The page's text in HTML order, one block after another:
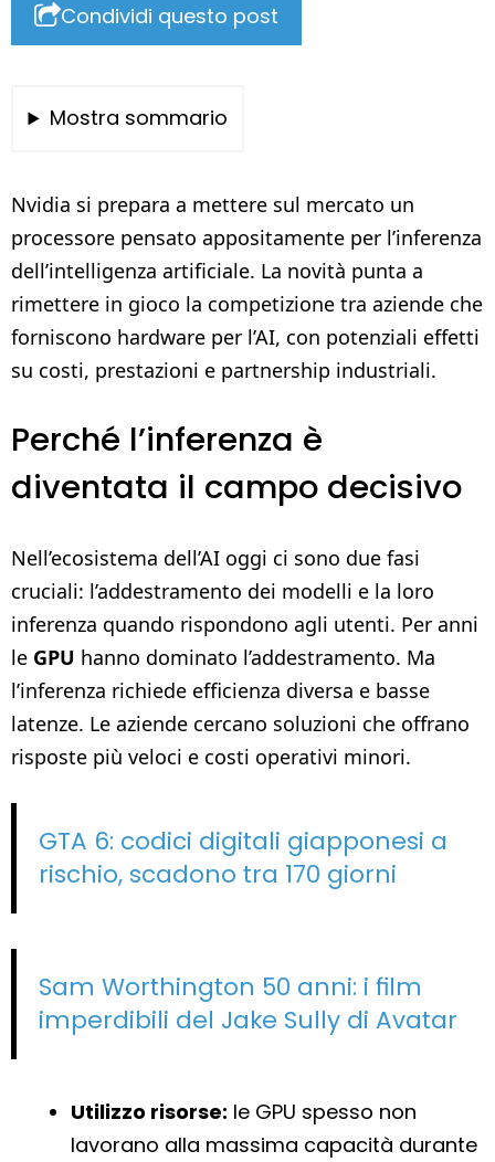
Condividi questo post
Mostra sommario
Nvidia si prepara a mettere sul mercato un
processore pensato appositamente per l’inferenza
dell’intelligenza artificiale. La novità punta a
rimettere in gioco la competizione tra aziende che
forniscono hardware per l’AI, con potenziali effetti
su costi, prestazioni e partnership industriali.
Perché l’inferenza è
diventata il campo decisivo
Nell’ecosistema dell’AI oggi ci sono due fasi
cruciali: l’addestramento dei modelli e la loro
inferenza quando rispondono agli utenti. Per anni
le GPU hanno dominato l’addestramento. Ma
l’inferenza richiede efficienza diversa e basse
latenze. Le aziende cercano soluzioni che offrano
risposte più veloci e costi operativi minori.
GTA 6: codici digitali giapponesi a
rischio, scadono tra 170 giorni
Sam Worthington 50 anni: i film
imperdibili del Jake Sully di Avatar
Utilizzo risorse: le GPU spesso non
lavorano alla massima capacità durante